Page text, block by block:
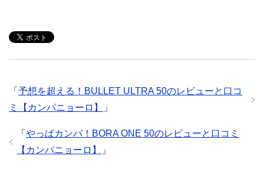
「 予想を超える！BULLET ULTRA 50のレビューと口コ
ミ【カンパニョーロ】
」
「 やっぱカンパ！BORA ONE 50のレビューと口コミ
【カンパニョーロ】
」